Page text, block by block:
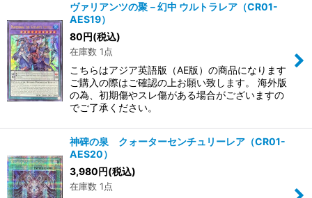
ヴァリアンツの聚－幻中 ウルトラレア（CR01-
AES19）
80円(税込)
在庫数 1点
こちらはアジア英語版（AE版）の商品になります
ご購入の際はご確認の上お願い致します。 海外版
の為、初期傷やスレ傷がある場合がございますの
でご了承ください。
神碑の泉 クォーターセンチュリーレア（CR01-
AES20）
3,980円(税込)
在庫数 1点